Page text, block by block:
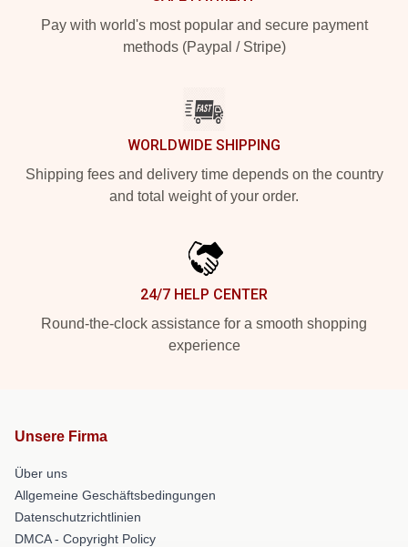
Pay with world's most popular and secure payment
methods (Paypal / Stripe)
WORLDWIDE SHIPPING
Shipping fees and delivery time depends on the country
and total weight of your order.
24/7 HELP CENTER
Round-the-clock assistance for a smooth shopping
experience
Unsere Firma
Über uns
Allgemeine Geschäftsbedingungen
Datenschutzrichtlinien
DMCA - Copyright Policy